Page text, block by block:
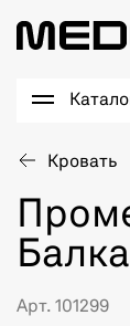
Кровать
Арт. 101299